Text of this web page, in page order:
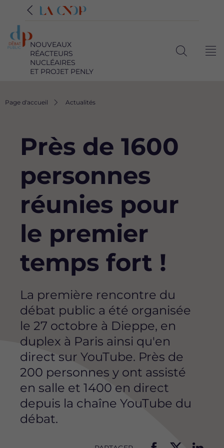
NOUVEAUX
RÉACTEURS
NUCLÉAIRES
ET PROJET PENLY
Fil
Page d'accueil Actualités
Près de 1600
personnes
réunies pour
le premier
temps fort !
La première rencontre du
débat public a été organisée
le 27 octobre à Dieppe, en
duplex à Paris ainsi qu'en
direct sur YouTube. Près de
200 personnes y ont assisté
en salle et 1400 en direct
depuis la chaîne YouTube du
débat.